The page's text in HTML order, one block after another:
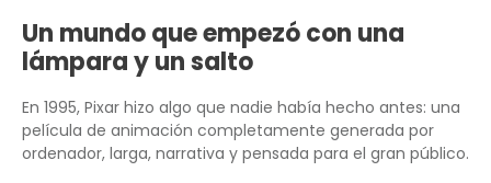
Un mundo que empezó con una
lámpara y un salto
En 1995, Pixar hizo algo que nadie había hecho antes: una
película de animación completamente generada por
ordenador, larga, narrativa y pensada para el gran público.